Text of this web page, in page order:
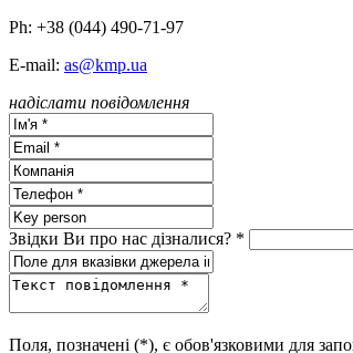
Ph: +38 (044) 490-71-97
E-mail: as@kmp.ua
надіслати повідомлення
Звідки Ви про нас дізналися? *
Поля, позначені (*), є обов'язковими для